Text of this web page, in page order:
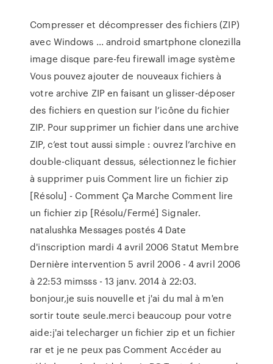
Compresser et décompresser des fichiers (ZIP)
avec Windows ... android smartphone clonezilla
image disque pare-feu firewall image système
Vous pouvez ajouter de nouveaux fichiers à
votre archive ZIP en faisant un glisser-déposer
des fichiers en question sur l’icône du fichier
ZIP. Pour supprimer un fichier dans une archive
ZIP, c’est tout aussi simple : ouvrez l’archive en
double-cliquant dessus, sélectionnez le fichier
à supprimer puis Comment lire un fichier zip
[Résolu] - Comment Ça Marche Comment lire
un fichier zip [Résolu/Fermé] Signaler.
natalushka Messages postés 4 Date
d'inscription mardi 4 avril 2006 Statut Membre
Dernière intervention 5 avril 2006 - 4 avril 2006
à 22:53 mimsss - 13 janv. 2014 à 22:03.
bonjour,je suis nouvelle et j'ai du mal à m'en
sortir toute seule.merci beaucoup pour votre
aide:j'ai telecharger un fichier zip et un fichier
rar et je ne peux pas Comment Accéder au